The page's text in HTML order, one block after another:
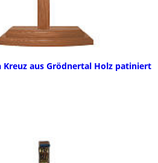
aus Grödnertal Holz patiniert